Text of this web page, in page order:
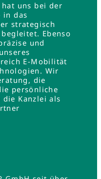
hat uns bei der
in das
strategisch
Ebenso
und
E-Mobilität
Wir
die
persönliche
Kanzlei als